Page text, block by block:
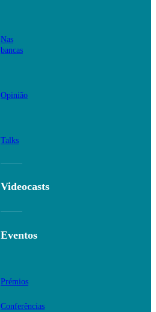
Nas
bancas
Opinião
Talks
Videocasts
Eventos
Prémios
Conferências